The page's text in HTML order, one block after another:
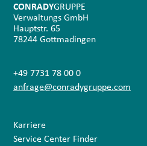
CONRADYGRUPPE
Verwaltungs GmbH
Hauptstr. 65
78244 Gottmadingen
+49 7731 78 00 0
anfrage@conradygruppe.com
Karriere
Service Center Finder